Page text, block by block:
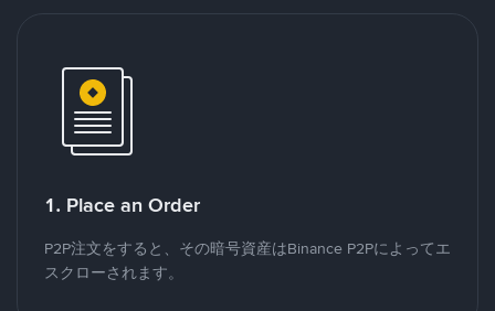
1. Place an Order
P2P注文をすると、その暗号資産はBinance P2Pによってエ
スクローされます。